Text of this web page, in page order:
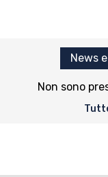
News
Non sono